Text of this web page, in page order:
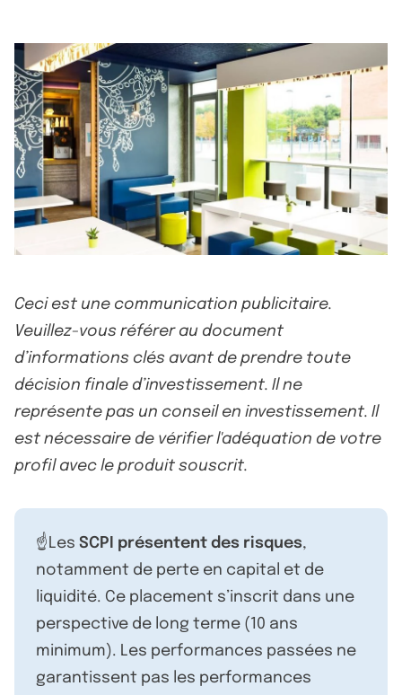
Ceci est une communication publicitaire.
Veuillez-vous référer au document
d’informations clés avant de prendre toute
décision finale d’investissement. Il ne
représente pas un conseil en investissement. Il
est nécessaire de vérifier l'adéquation de votre
profil avec le produit souscrit.
☝️Les SCPI présentent des risques,
notamment de perte en capital et de
liquidité. Ce placement s’inscrit dans une
perspective de long terme (10 ans
minimum). Les performances passées ne
garantissent pas les performances